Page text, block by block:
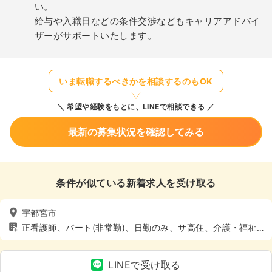
い。
給与や入職日などの条件交渉などもキャリアアドバイ
ザーがサポートいたします。
いま転職するべきかを相談するのもOK
希望や経験をもとに、LINEで相談できる
最新の募集状況を確認してみる
条件が似ている新着求人を受け取る
宇都宮市
正看護師、パート(非常勤)、日勤のみ、サ高住、介護・福祉
系
LINEで受け取る